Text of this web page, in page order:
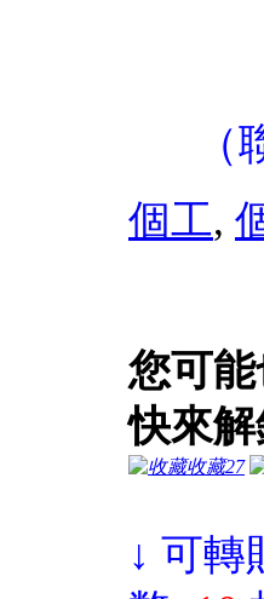
個工,
您可能
快來解
收藏27
↓ 可轉